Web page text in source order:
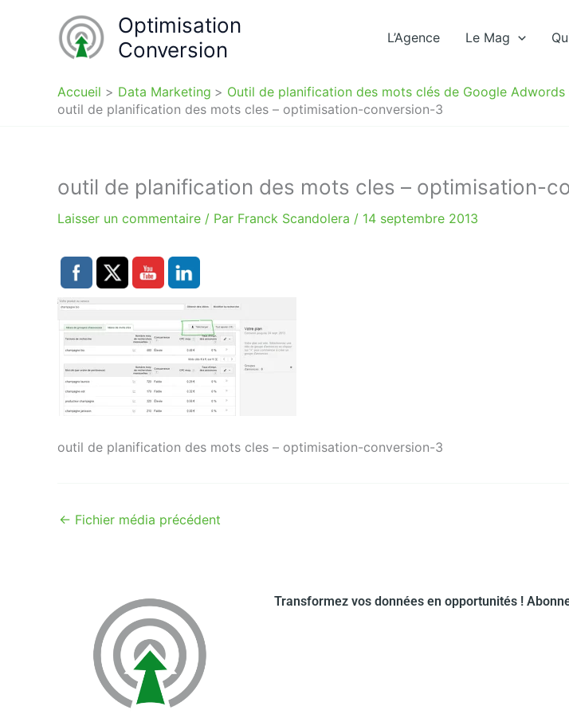
Optimisation
Conversion
L’Agence Le Mag
Accueil Data Marketing
Outil de planification des mots clés de Google
outil de planification des mots cles – optimisation-conversion-3
outil de planification des mots cles – optimisation-
Laisser un commentaire / Par Franck Scandolera / 14 septembre 2013
outil de planification des mots cles – optimisation-conversion-3
← Fichier média précédent
Transformez vos données en opportunités !